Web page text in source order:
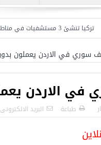
في مناطق درع الفرات بسوريا
طباعة البريد الالكترونى
للاجئين السوريين.. تعرف عليها